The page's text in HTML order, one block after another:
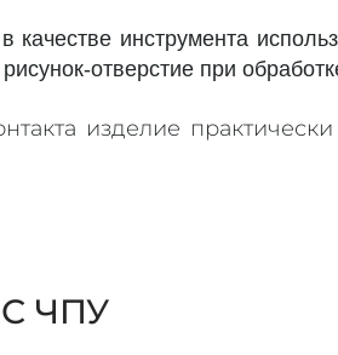
качестве инструмента
отверстие при
изделие
ЧПУ